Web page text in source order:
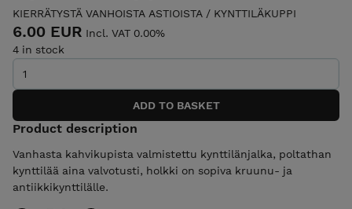
KIERRÄTYSTÄ VANHOISTA ASTIOISTA / KYNTTILÄKUPPI
6.00 EUR Incl. VAT 0.00%
4 in stock
Product description
Vanhasta kahvikupista valmistettu kynttilänjalka, poltathan
kynttilää aina valvotusti, holkki on sopiva kruunu- ja
antiikkikynttilälle.